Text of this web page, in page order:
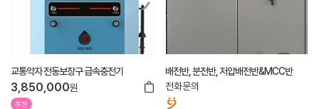
교통약자 전동보장구 급속충전기
3,850,000원
추천
배전반, 분전반, 저압배전반&MCC반
전화문의